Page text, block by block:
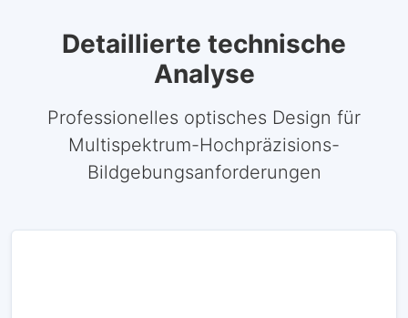
Detaillierte technische
Analyse
Professionelles optisches Design für
Multispektrum-Hochpräzisions-
Bildgebungsanforderungen